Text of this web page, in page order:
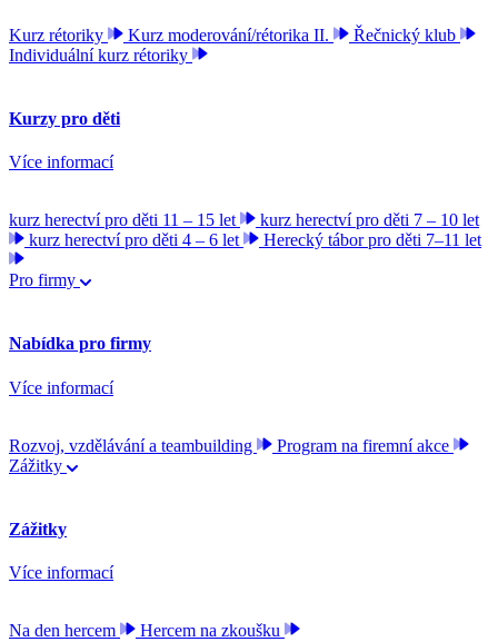
Kurz rétoriky Kurz moderování/rétorika II.
Řečnický klub
Individuální kurz rétoriky
Kurzy pro děti
Více informací
kurz herectví pro děti 11 – 15 let
kurz herectví pro děti 7 – 10 let
kurz herectví pro děti 4 – 6 let
Herecký tábor pro děti 7–11 let
Pro firmy
Nabídka pro firmy
Více informací
Rozvoj, vzdělávání a teambuilding
Program na firemní akce
Zážitky
Zážitky
Více informací
Na den hercem
Hercem na zkoušku